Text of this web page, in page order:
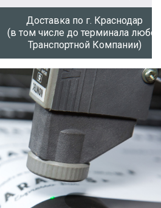
Доставка по г. Краснодар
(в том числе до терминала любой
Транспортной Компании)